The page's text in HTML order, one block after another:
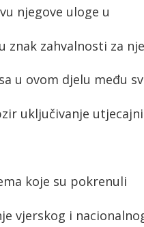
njegove uloge u
zahvalnosti za
u ovom djelu među
uključivanje
koje su pokrenuli
vjerskog i